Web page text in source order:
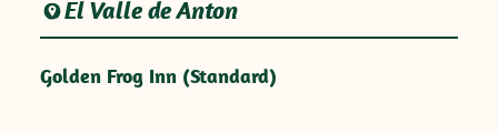
El Valle de Anton
Golden Frog Inn (Standard)